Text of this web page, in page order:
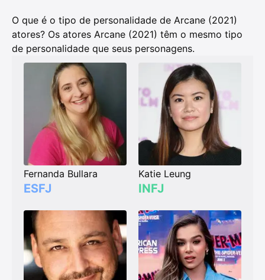
O que é o tipo de personalidade de Arcane (2021)
atores? Os atores Arcane (2021) têm o mesmo tipo
de personalidade que seus personagens.
Fernanda Bullara
ESFJ
Katie Leung
INFJ